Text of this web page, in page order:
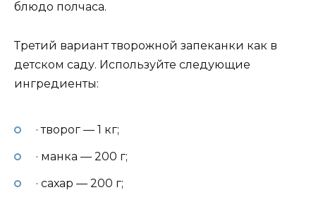
блюдо полчаса.
Третий вариант творожной запеканки как в
детском саду. Используйте следующие
ингредиенты:
· творог — 1 кг;
· манка — 200 г;
· сахар — 200 г;